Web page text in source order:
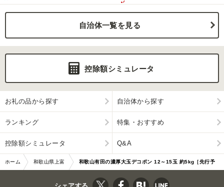
自治体一覧を見る
控除額シミュレータ
お礼の品から探す 自治体から探す
ランキング 特集・おすすめ
控除額シミュレータ Q&A
ホーム 和歌山県上富 和歌山有田の濃厚大玉デコポン 12～15玉 約5kg［先行予
約］［MS79］